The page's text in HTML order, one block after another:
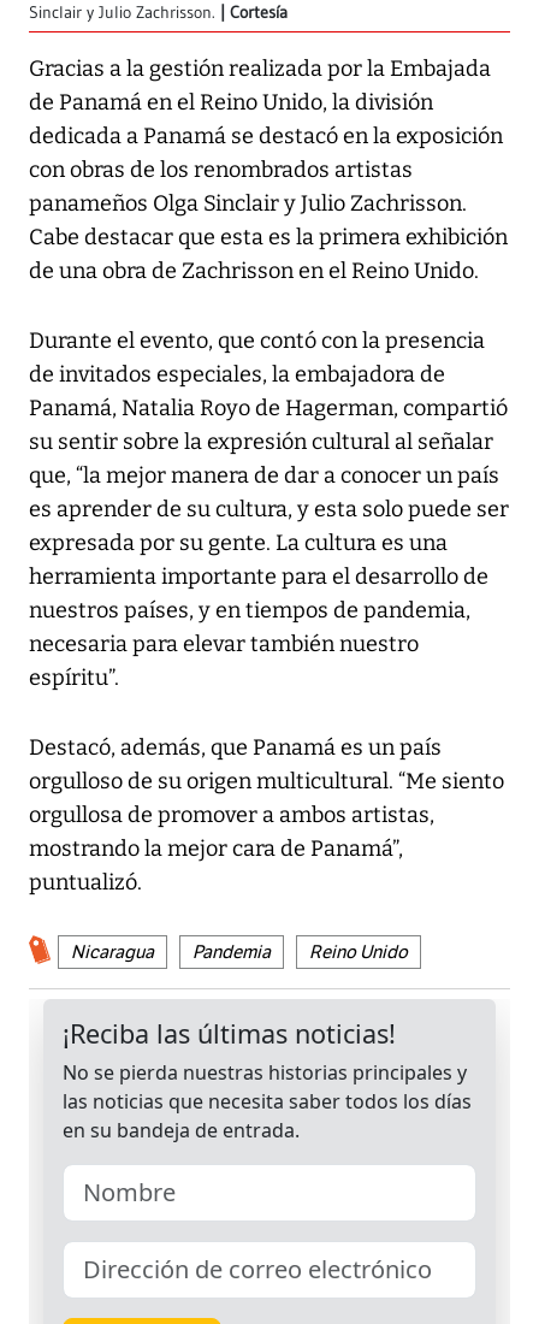
Sinclair y Julio Zachrisson.
Cortesía
Gracias a la gestión realizada por la Embajada
de Panamá en el Reino Unido, la división
dedicada a Panamá se destacó en la exposición
con obras de los renombrados artistas
panameños Olga Sinclair y Julio Zachrisson.
Cabe destacar que esta es la primera exhibición
de una obra de Zachrisson en el Reino Unido.
Durante el evento, que contó con la presencia
de invitados especiales, la embajadora de
Panamá, Natalia Royo de Hagerman, compartió
su sentir sobre la expresión cultural al señalar
que, “la mejor manera de dar a conocer un país
es aprender de su cultura, y esta solo puede ser
expresada por su gente. La cultura es una
herramienta importante para el desarrollo de
nuestros países, y en tiempos de pandemia,
necesaria para elevar también nuestro
espíritu”.
Destacó, además, que Panamá es un país
orgulloso de su origen multicultural. “Me siento
orgullosa de promover a ambos artistas,
mostrando la mejor cara de Panamá”,
puntualizó.
Nicaragua Pandemia Reino Unido